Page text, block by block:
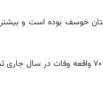
سربیشه و سه فرزند در شهرستان خوسف بوده است و
مدیر کل ثبت احوال استان گفت: در سال گذشته در ثبت وفات در رتبه ۱۸ کشوری بوده‌ایم و ۳ هزار و ۷۰ واقعه وفات